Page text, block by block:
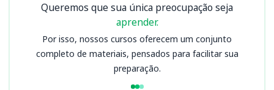
Queremos que sua única preocupação seja
aprender.
Por isso, nossos cursos oferecem um conjunto
completo de materiais, pensados para facilitar sua
preparação.